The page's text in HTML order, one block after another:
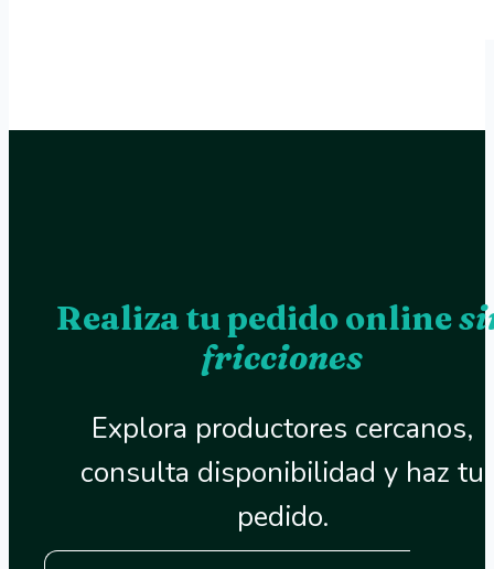
Realiza tu pedido online
fricciones
Explora productores cercanos,
consulta disponibilidad y haz tu
pedido.